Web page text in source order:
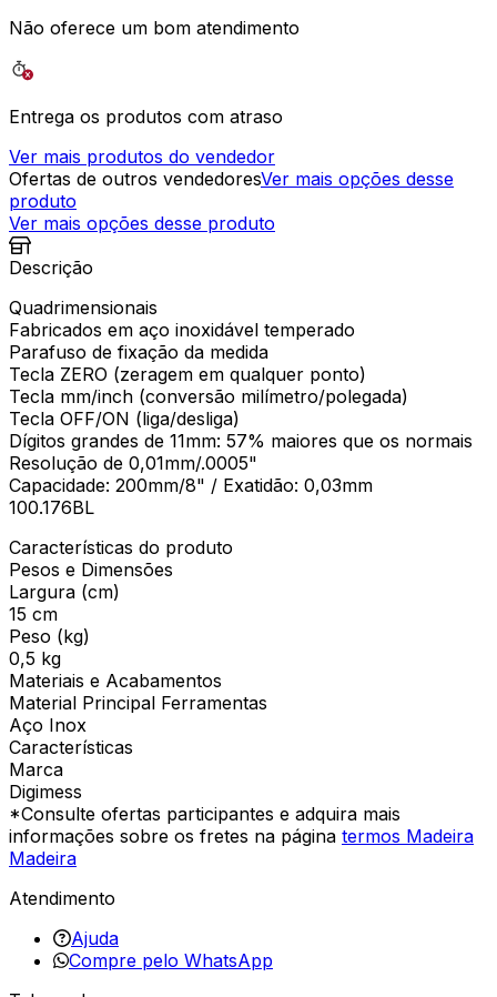
Não oferece um bom atendimento
Entrega os produtos com atraso
Ver mais produtos do vendedor
Ofertas de outros vendedoresVer mais opções desse
produto
Ver mais opções desse produto
Descrição
Quadrimensionais
Fabricados em aço inoxidável temperado
Parafuso de fixação da medida
Tecla ZERO (zeragem em qualquer ponto)
Tecla mm/inch (conversão milímetro/polegada)
Tecla OFF/ON (liga/desliga)
Dígitos grandes de 11mm: 57% maiores que os normais
Resolução de 0,01mm/.0005"
Capacidade: 200mm/8" / Exatidão: 0,03mm
100.176BL
Características do produto
Pesos e Dimensões
Largura (cm)
15 cm
Peso (kg)
0,5 kg
Materiais e Acabamentos
Material Principal Ferramentas
Aço Inox
Características
Marca
Digimess
*Consulte ofertas participantes e adquira mais
informações sobre os fretes na página termos Madeira
Madeira
Atendimento
Ajuda
Compre pelo WhatsApp